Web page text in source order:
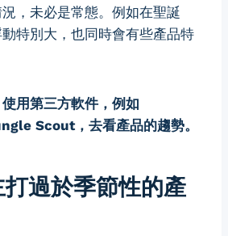
，未必是常態。例如在聖誕
特別大，也同時會有些產品特
使用第三方軟件，例如
Scout，去看產品的趨勢。
過於季節性的產